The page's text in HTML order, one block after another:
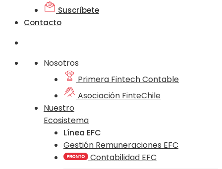
Suscríbete
Contacto
Nosotros
Primera Fintech Contable
Asociación FinteChile
Nuestro
Ecosistema
Línea EFC
Gestión Remuneraciones EFC
Contabilidad EFC